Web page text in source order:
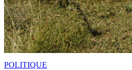
POLITIQUE